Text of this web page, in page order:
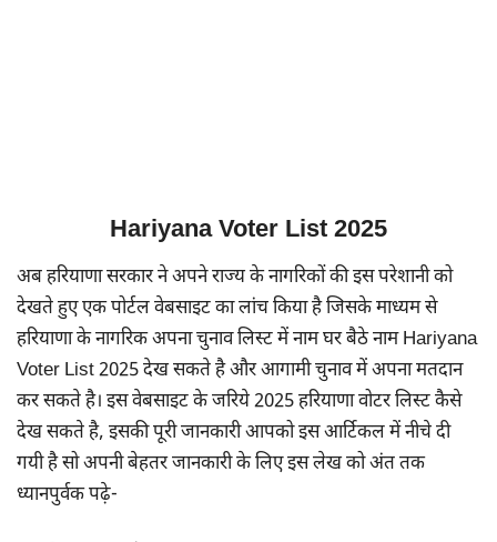
Hariyana Voter List 2025
अब हरियाणा सरकार ने अपने राज्य के नागरिकों की इस परेशानी को
देखते हुए एक पोर्टल वेबसाइट का लांच किया है जिसके माध्यम से
हरियाणा के नागरिक अपना चुनाव लिस्ट में नाम घर बैठे नाम Hariyana
Voter List 2025 देख सकते है और आगामी चुनाव में अपना मतदान
कर सकते है। इस वेबसाइट के जरिये 2025 हरियाणा वोटर लिस्ट कैसे
देख सकते है, इसकी पूरी जानकारी आपको इस आर्टिकल में नीचे दी
गयी है सो अपनी बेहतर जानकारी के लिए इस लेख को अंत तक
ध्यानपुर्वक पढ़े-